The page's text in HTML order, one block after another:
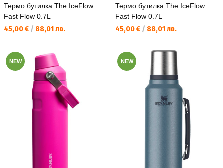
Термо бутилка The IceFlow
Fast Flow 0.7L
Текуща цена:
45,00 € / 88,01 лв.
Термо бутилка The IceFlow
Fast Flow 0.7L
Текуща цена:
45,00 € / 88,01 лв.
NEW NEW